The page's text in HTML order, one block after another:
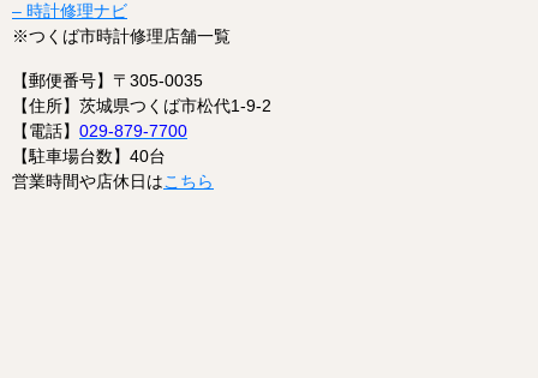
– 時計修理ナビ
※つくば市時計修理店舗一覧
【郵便番号】〒305-0035
【住所】茨城県つくば市松代1-9-2
【電話】 029-879-7700
【駐車場台数】40台
営業時間や店休日はこちら